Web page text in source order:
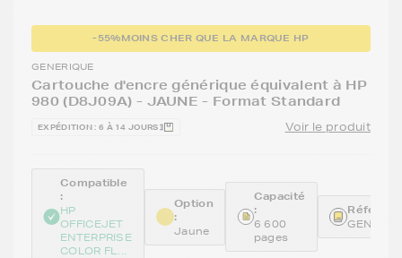
-55%MOINS CHER QUE LA MARQUE HP
GENERIQUE
Cartouche d'encre générique équivalent à HP
980 (D8J09A) - JAUNE - Format Standard
EXPÉDITION : 6 À 14 JOURS Voir le produit
Compatible
:
HP
OFFICEJET
ENTERPRISE
COLOR FL...
Option
:
Jaune
Capacité
:
6 600
pages